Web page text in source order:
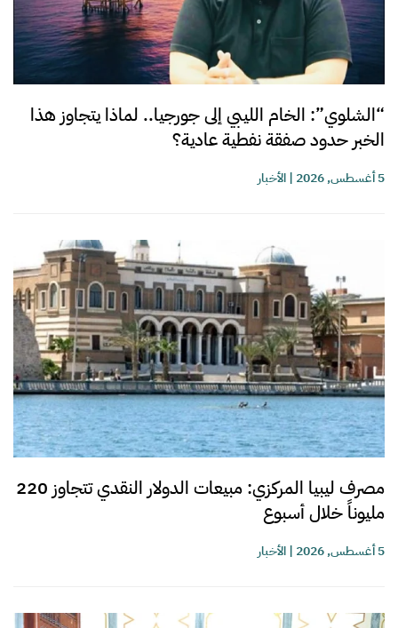
“الشلوي”: الخام الليبي إلى جورجيا.. لماذا يتجاوز هذا
الخبر حدود صفقة نفطية عادية؟
5 أغسطس, 2026 |الأخبار
مصرف ليبيا المركزي: مبيعات الدولار النقدي تتجاوز 220
مليوناً خلال أسبوع
5 أغسطس, 2026 |الأخبار